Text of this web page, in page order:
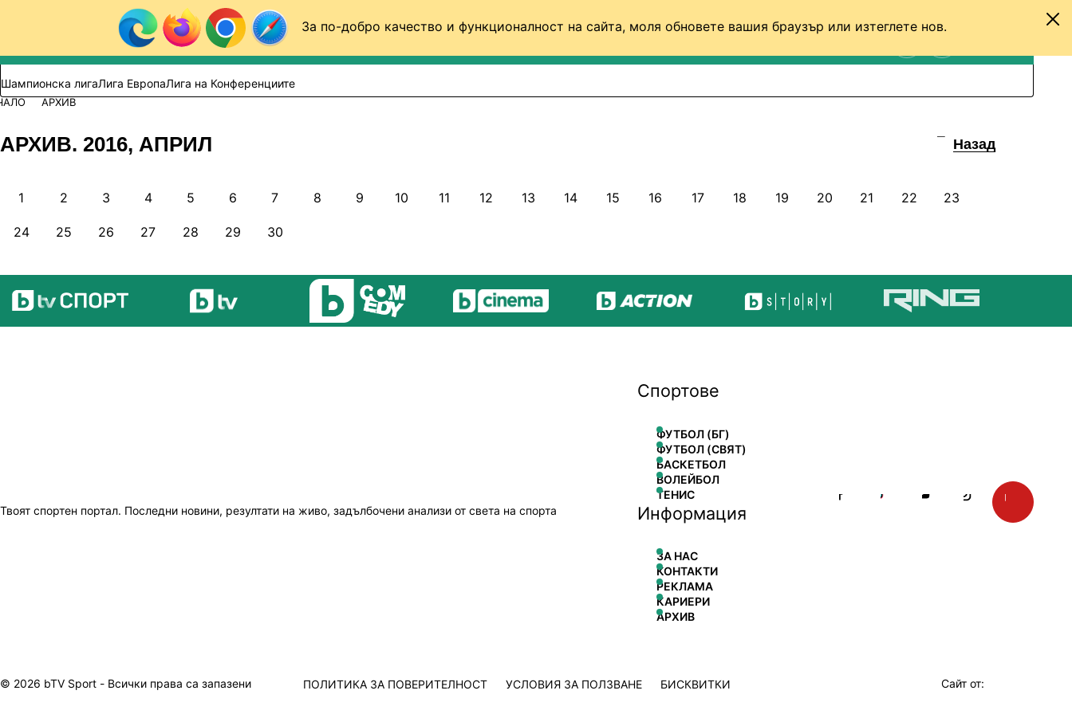
За по-добро качество и функционалност на сайта, моля обновете вашия браузър или изтеглете нов.
Към съдържанието
Търси в сайта
ВИДЕО ФУТБОЛ (БГ)
Шампионска лигаЛига ЕвропаЛига на Конференциите
АРХИВ
АРХИВ. 2016, АПРИЛ Назад
1 2 3 4 5 6 7 8 9 10 11 12 13 14 15 16 17 18 19 20 21 22 23
24 25 26 27 28 29 30
Твоят спортен портал. Последни новини, резултати на живо, задълбочени анализи от света на спорта
Спортове
ФУТБОЛ (БГ)
ФУТБОЛ (СВЯТ)
БАСКЕТБОЛ
ВОЛЕЙБОЛ
ТЕНИС
Информация
ЗА НАС
КОНТАКТИ
РЕКЛАМА
КАРИЕРИ
АРХИВ
© 2026 bTV Sport - Всички права са запазени ПОЛИТИКА ЗА ПОВЕРИТЕЛНОСТ УСЛОВИЯ ЗА ПОЛЗВАНЕ БИСКВИТКИ Сайт от: